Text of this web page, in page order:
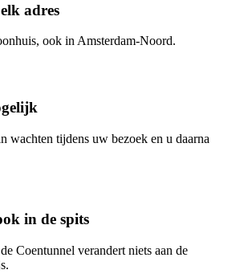
adres
ook in Amsterdam-Noord.
wachten tijdens uw bezoek en u daarna
in de spits
Coentunnel verandert niets aan de